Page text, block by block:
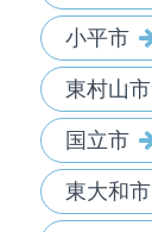
小平市
東村山市
国立市
東大和市